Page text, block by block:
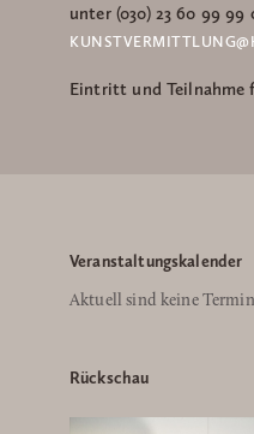
unter (030) 23 60 99 99
Eintritt und Teilnahme
Veranstaltungskalender
Aktuell sind keine
Rückschau